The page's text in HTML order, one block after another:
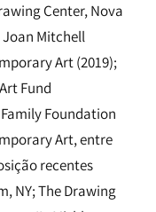
Center, Nova
Joan Mitchell
Art (2019);
Fund
Foundation
Art, entre
recentes
NY; The Drawing